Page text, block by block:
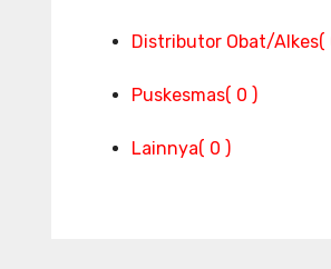
Distributor Obat/Alkes(
Puskesmas( 0 )
Lainnya( 0 )